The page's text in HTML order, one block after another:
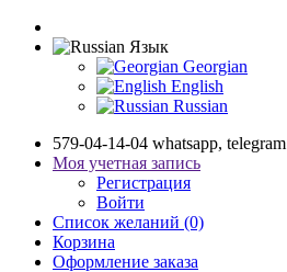
Язык
Georgian
English
Russian
579-04-14-04 whatsapp, telegram
Моя учетная запись
Регистрация
Войти
Список желаний (0)
Корзина
Оформление заказа